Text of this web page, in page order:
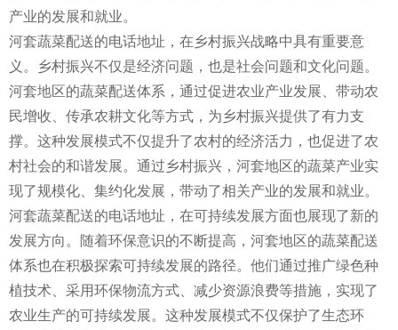
产业的发展和就业。
河套蔬菜配送的电话地址，在乡村振兴战略中具有重要意
义。乡村振兴不仅是经济问题，也是社会问题和文化问题。
河套地区的蔬菜配送体系，通过促进农业产业发展、带动农
民增收、传承农耕文化等方式，为乡村振兴提供了有力支
撑。这种发展模式不仅提升了农村的经济活力，也促进了农
村社会的和谐发展。通过乡村振兴，河套地区的蔬菜产业实
现了规模化、集约化发展，带动了相关产业的发展和就业。
河套蔬菜配送的电话地址，在可持续发展方面也展现了新的
发展方向。随着环保意识的不断提高，河套地区的蔬菜配送
体系也在积极探索可持续发展的路径。他们通过推广绿色种
植技术、采用环保物流方式、减少资源浪费等措施，实现了
农业生产的可持续发展。这种发展模式不仅保护了生态环